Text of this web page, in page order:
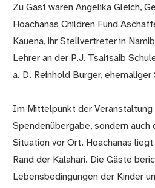
Zu Gast waren Angelika Gleich,
Hoachanas Children Fund
Kauena, ihr Stellvertreter in
Lehrer an der P.J. Tsaitsaib
a. D. Reinhold Burger,
Im Mittelpunkt der Veranstaltung
Spendenübergabe, sondern auch
Situation vor Ort. Hoachanas
Rand der Kalahari. Die Gäste
Lebensbedingungen der Kinder